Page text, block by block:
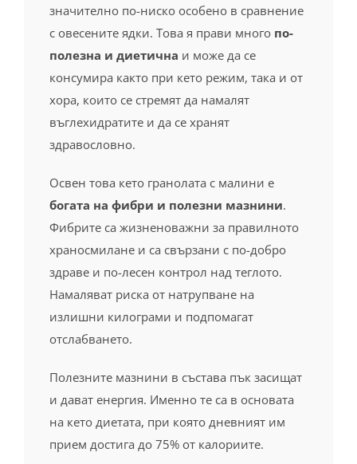
консумира както при кето режим, така и от
хора, които се стремят да намалят
въглехидратите и да се хранят
здравословно.
храносмилане и са свързани с по-добро
здраве и по-лесен контрол над теглото.
Намаляват риска от натрупване на
излишни килограми и подпомагат
отслабването.
и дават енергия. Именно те са в основата
прием достига до 75% от калориите.
Други ползи за здравето